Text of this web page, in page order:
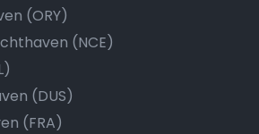
(ORY)
(NCE)
(DUS)
(FRA)